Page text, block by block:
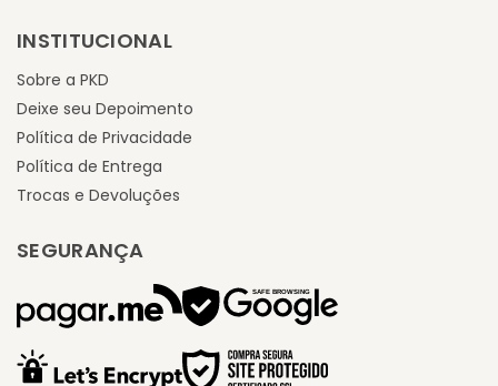
INSTITUCIONAL
Sobre a PKD
Deixe seu Depoimento
Política de Privacidade
Política de Entrega
Trocas e Devoluções
SEGURANÇA